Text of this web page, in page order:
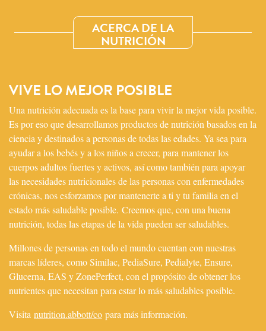
ACERCA DE LA
NUTRICIÓN
VIVE LO MEJOR POSIBLE
Una nutrición adecuada es la base para vivir la mejor vida posible.
Es por eso que desarrollamos productos de nutrición basados en la
ciencia y destinados a personas de todas las edades. Ya sea para
ayudar a los bebés y a los niños a crecer, para mantener los
cuerpos adultos fuertes y activos, así como también para apoyar
las necesidades nutricionales de las personas con enfermedades
crónicas, nos esforzamos por mantenerte a ti y tu familia en el
estado más saludable posible. Creemos que, con una buena
nutrición, todas las etapas de la vida pueden ser saludables.
Millones de personas en todo el mundo cuentan con nuestras
marcas líderes, como Similac, PediaSure, Pedialyte, Ensure,
Glucerna, EAS y ZonePerfect, con el propósito de obtener los
nutrientes que necesitan para estar lo más saludables posible.
Visita nutrition.abbott/co para más información.